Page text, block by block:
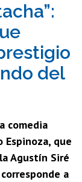
del
comedia
que
Agustín Siré
a